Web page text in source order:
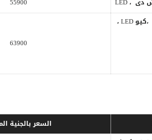
55900
شاشة سامسونج 65 بوصة دقة آلترا اتش دى ،كيو LED ،
63900
السعر بالجنية